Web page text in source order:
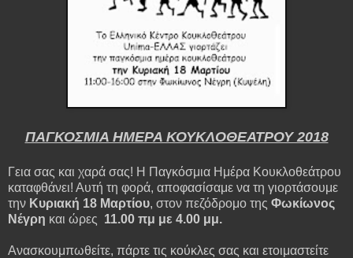
ΠΑΓΚΟΣΜΙΑ ΗΜΕΡΑ ΚΟΥΚΛΟΘΕΑΤΡΟΥ 2018
Γεια σας και χαρά σας! Η Παγκόσμια Ημέρα Κουκλοθεάτρου
καταφθάνει! Αυτή τη φορά, αποφασίσαμε να τη γιορτάσουμε
την Κυριακή 18 Μαρτίου, στον πεζόδρομο της Φωκίωνος
Νέγρη και ώρες 11.00 πμ με 4.00 μμ.
Ανασκουμπωθείτε, πάρτε τις κούκλες σας και ετοιμαστείτε